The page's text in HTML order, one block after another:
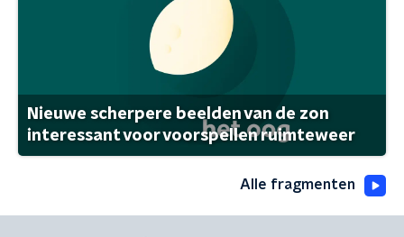
Nieuwe scherpere beelden van de zon
interessant voor voorspellen ruimteweer
Alle fragmenten